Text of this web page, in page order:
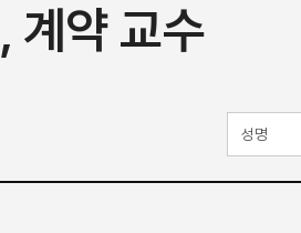
계약 교수